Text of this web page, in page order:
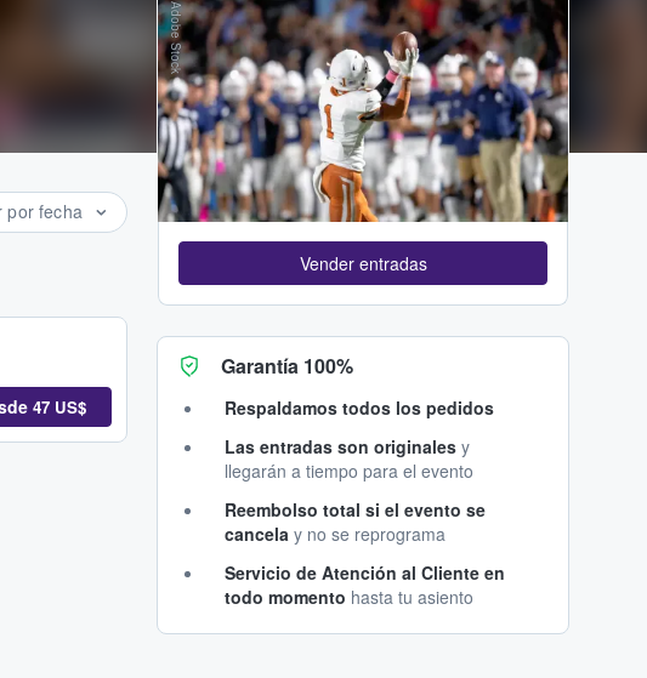
por fecha
47 US$
Adobe Stock
Vender entradas
Garantía 100%
Respaldamos todos los pedidos
Las entradas son originales y
llegarán a tiempo para el evento
Reembolso total si el evento se
cancela y no se reprograma
Servicio de Atención al Cliente en
todo momento hasta tu asiento